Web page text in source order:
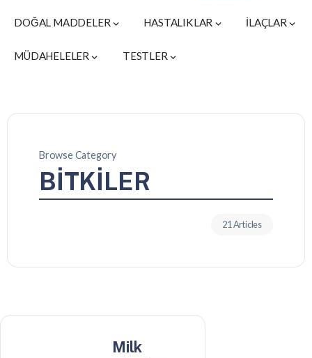
DOĞAL MADDELER HASTALIKLAR İLAÇLAR
MÜDAHELELER TESTLER
Browse Category
BİTKİLER
21 Articles
Milk